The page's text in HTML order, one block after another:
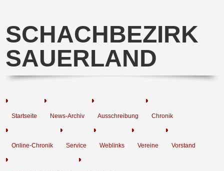
SCHACHBEZIRK
SAUERLAND
Startseite News-Archiv Ausschreibung Chronik
Online-Chronik Service Weblinks Vereine Vorstand